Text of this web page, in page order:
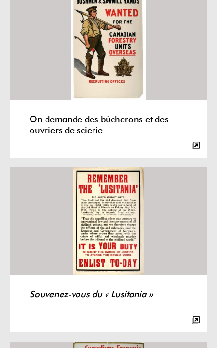
On demande des bûcherons et des
ouvriers de scierie
Souvenez-vous du « Lusitania »